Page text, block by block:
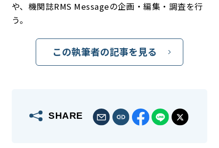
や、機関誌RMS Messageの企画・編集・調査を行
う。
この執筆者の記事を見る
SHARE